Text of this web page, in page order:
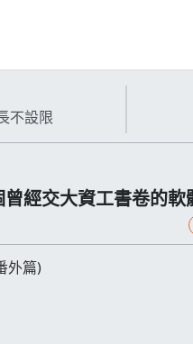
不設限
經交大資工書卷的軟
外篇)